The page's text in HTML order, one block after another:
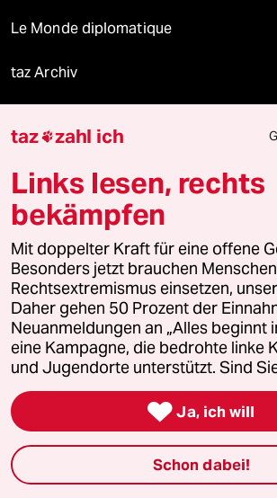
Le Monde diplomatique
taz Archiv
Reisen
Kantine
Shop
Anzeigen
Fragen & Hilfe
Feedback
taz zahl ich
Links lesen, rechts
bekämpfen
Mit doppelter Kraft für eine offene
Besonders jetzt brauchen
Rechtsextremismus einsetzen,
Daher gehen 50 Prozent der
Neuanmeldungen an „Alles beginnt
eine Kampagne, die bedrohte linke
und Jugendorte unterstützt. Sind
 Ja, ich will
Schon dabei!